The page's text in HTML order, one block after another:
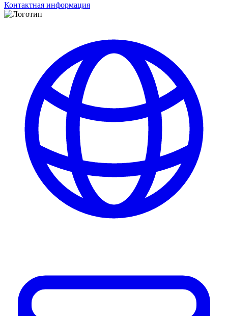
Контактная информация